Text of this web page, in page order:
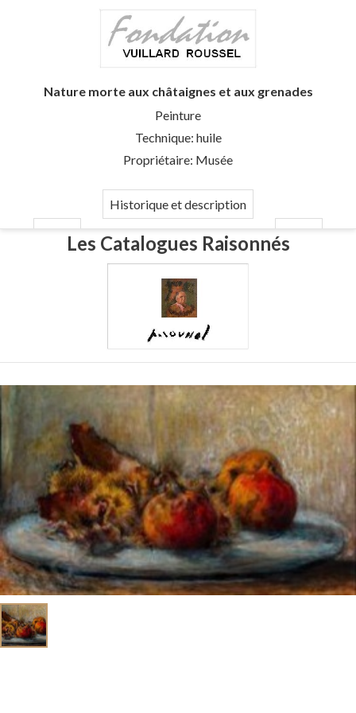
Nature morte aux châtaignes et aux grenades
Peinture
Technique: huile
Propriétaire: Musée
Historique et description
Les Catalogues Raisonnés